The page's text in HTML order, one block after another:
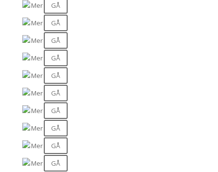
Mer GÅ
Mer GÅ
Mer GÅ
Mer GÅ
Mer GÅ
Mer GÅ
Mer GÅ
Mer GÅ
Mer GÅ
Mer GÅ